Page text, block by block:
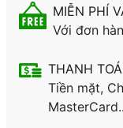
MIỄN PHÍ
Với đơn
THANH
Tiền mặt,